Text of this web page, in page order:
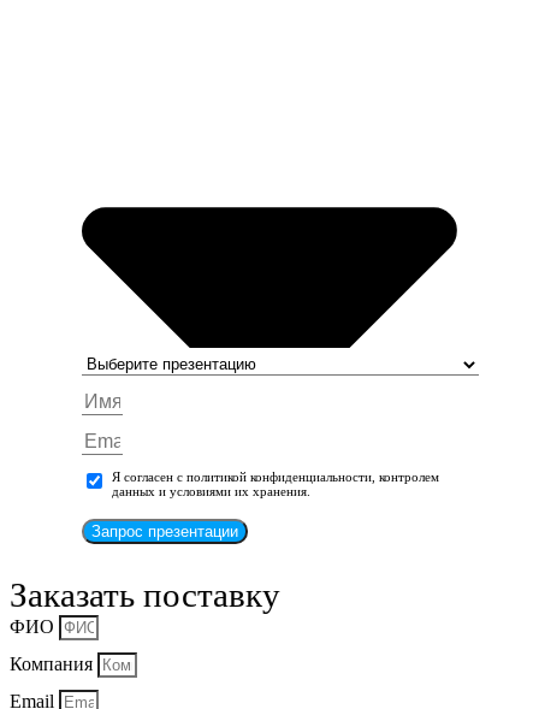
Я согласен с политикой конфиденциальности, контролем
данных и условиями их хранения.
Запрос презентации
Заказать поставку
ФИО
Компания
Email